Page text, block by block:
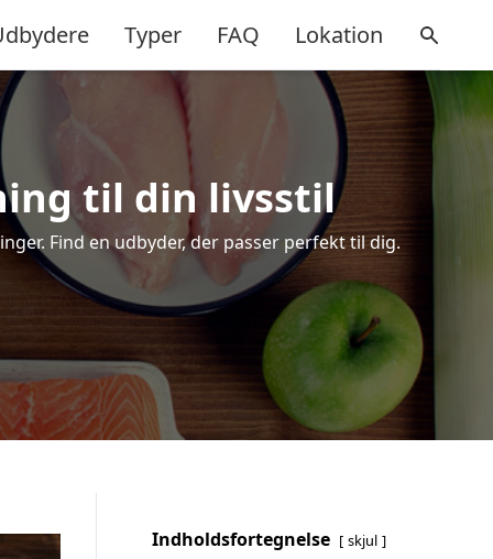
Typer FAQ Lokation
til din livsstil
Find en udbyder, der passer perfekt til dig.
Indholdsfortegnelse skjul